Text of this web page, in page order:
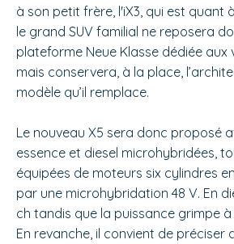
à son petit frère, l'iX3, qui est quant
le grand SUV familial ne reposera
plateforme Neue Klasse dédiée aux
mais conservera, à la place,
modèle qu’il remplace.
Le nouveau X5 sera donc proposé
essence et diesel microhybridées,
équipées de moteurs six cylindres
par une microhybridation 48 V. En
ch tandis que la puissance grimpe
En revanche, il convient de préciser